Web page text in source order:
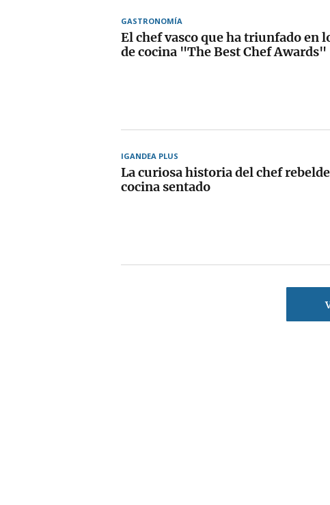
GASTRONOMÍA
El chef vasco que ha triunfado en
de cocina "The Best Chef Awards"
IGANDEA PLUS
La curiosa historia del chef
cocina sentado